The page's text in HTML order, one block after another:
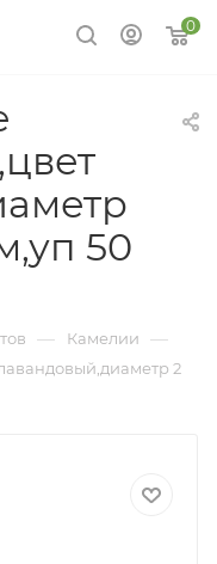
0
50
— Камелии —
2